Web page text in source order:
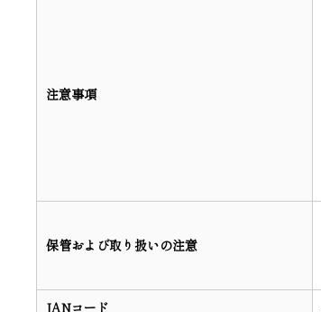
注意事項
保管および取り扱いの注意
JANコード